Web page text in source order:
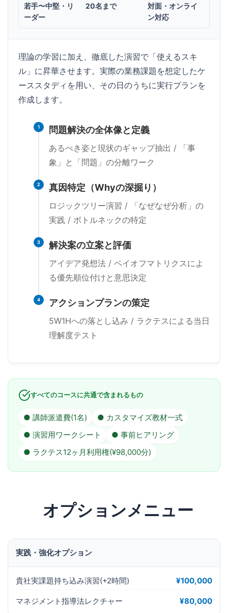
若手〜中堅・リ
ーダー
20名まで
対面・オンライ
ン対応
理論の学習に加え、徹底した演習で「使えるスキ
ル」に昇華させます。実際の業務課題を想定したケ
ーススタディを用い、その日のうちに実行プランを
作成します。
1 問題解決の全体像と定義
あるべき姿と現状のギャップ抽出 / 「事
象」と「問題」の分離ワーク
2 真因特定（Whyの深掘り）
ロジックツリー演習 / 「なぜなぜ分析」の
実践 / ボトルネックの特定
3 解決案の立案と評価
アイデア発想法 / ペイオフマトリクスによ
る優先順位付けと意思決定
4 アクションプランの策定
5W1Hへの落とし込み / ラクテスによる当日
理解度テスト
すべてのコースに共通で含まれるもの
● 講師派遣費(1名)
● カスタマイズ教材一式
● 演習用ワークシート
● 事前ヒアリング
● ラクテス12ヶ月利用権(¥98,000分)
オプションメニュー
実践・強化オプション
貴社実課題持ち込み演習(+2時間) ¥100,000
マネジメント指導法レクチャー ¥80,000